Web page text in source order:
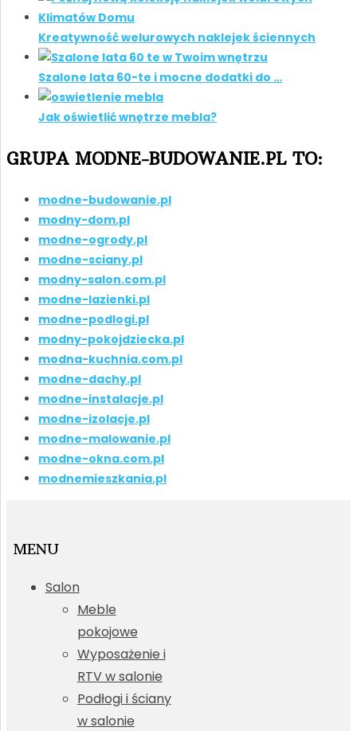
Kreatywność welurowych naklejek ściennych
Szalone lata 60-te i mocne dodatki do …
Jak oświetlić wnętrze mebla?
GRUPA MODNE-BUDOWANIE.PL TO:
modne-budowanie.pl
modny-dom.pl
modne-ogrody.pl
modne-sciany.pl
modny-salon.com.pl
modne-lazienki.pl
modne-podlogi.pl
modny-pokojdziecka.pl
modna-kuchnia.com.pl
modne-dachy.pl
modne-instalacje.pl
modne-izolacje.pl
modne-malowanie.pl
modne-okna.com.pl
modnemieszkania.pl
MENU
Salon
Meble
pokojowe
Wyposażenie i
RTV w salonie
Podłogi i ściany
w salonie